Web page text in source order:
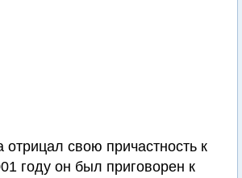
отрицал свою причастность к
году он был приговорен к